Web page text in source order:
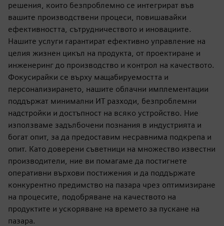
решения, които безпроблемно се интегрират във
вашите производствени процеси, повишавайки
ефективността, сътрудничеството и иновациите.
Нашите услуги гарантират ефективно управление на
целия жизнен цикъл на продукта, от проектиране и
инженеринг до производство и контрол на качеството.
Фокусирайки се върху мащабируемостта и
персонализирането, нашите облачни имплементации
поддържат минимални ИТ разходи, безпроблемни
надстройки и достъпност на всяко устройство. Ние
използваме задълбочени познания в индустрията и
богат опит, за да предоставим несравнима подкрепа и
опит. Като доверени съветници на множество известни
производители, ние ви помагаме да постигнете
оперативни върхови постижения и да поддържате
конкурентно предимство на пазара чрез оптимизиране
на процесите, подобряване на качеството на
продуктите и ускоряване на времето за пускане на
пазара.